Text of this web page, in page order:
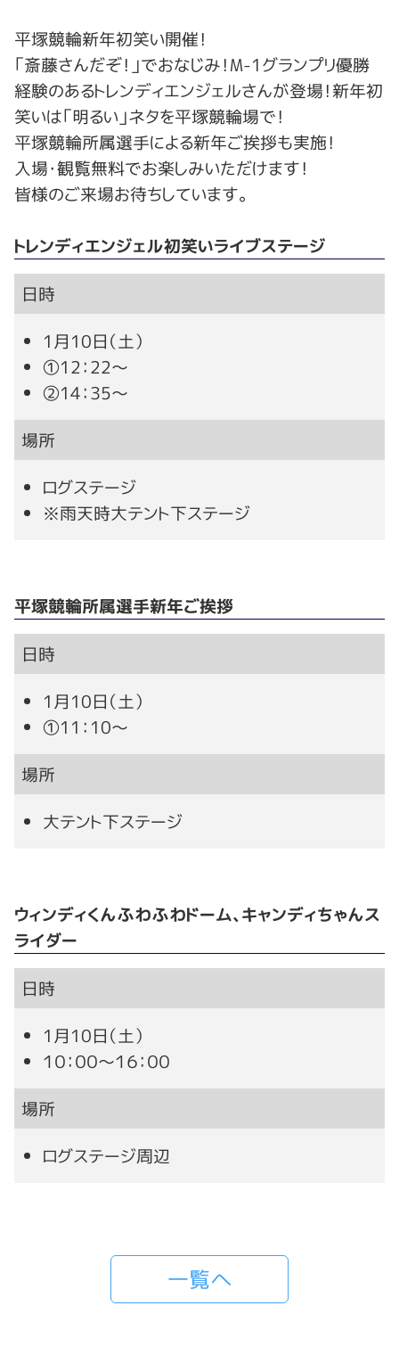
平塚競輪新年初笑い開催！
「斎藤さんだぞ！」でおなじみ！M-1グランプリ優勝
経験のあるトレンディエンジェルさんが登場！新年初
笑いは「明るい」ネタを平塚競輪場で！
平塚競輪所属選手による新年ご挨拶も実施！
入場・観覧無料でお楽しみいただけます！
皆様のご来場お待ちしています。
トレンディエンジェル初笑いライブステージ
日時
1月10日（土）
➀12：22～
➁14：35～
場所
ログステージ
※雨天時大テント下ステージ
平塚競輪所属選手新年ご挨拶
日時
1月10日（土）
➀11：10～
場所
大テント下ステージ
ウィンディくんふわふわドーム、キャンディちゃんス
ライダー
日時
1月10日（土）
１０：００～１６：００
場所
ログステージ周辺
一覧へ